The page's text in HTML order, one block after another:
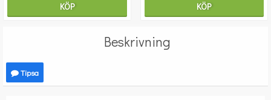
KÖP KÖP
Beskrivning
Tipsa